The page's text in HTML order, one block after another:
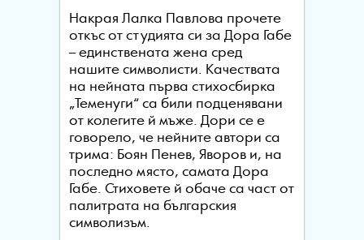
Накрая Лалка Павлова прочете
откъс от студията си за Дора Габе
– единствената жена сред
нашите символисти. Качествата
на нейната първа стихосбирка
„Теменуги“ са били подценявани
от колегите й мъже. Дори се е
говорело, че нейните автори са
трима: Боян Пенев, Яворов и, на
последно място, самата Дора
Габе. Стиховете й обаче са част от
палитрата на българския
символизъм.